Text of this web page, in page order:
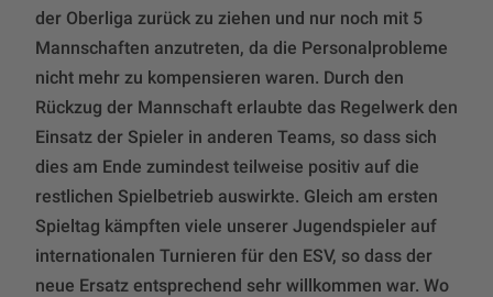
der Oberliga zurück zu ziehen und nur noch mit 5
Mannschaften anzutreten, da die Personalprobleme
nicht mehr zu kompensieren waren. Durch den
Rückzug der Mannschaft erlaubte das Regelwerk den
Einsatz der Spieler in anderen Teams, so dass sich
dies am Ende zumindest teilweise positiv auf die
restlichen Spielbetrieb auswirkte. Gleich am ersten
Spieltag kämpften viele unserer Jugendspieler auf
internationalen Turnieren für den ESV, so dass der
neue Ersatz entsprechend sehr willkommen war. Wo